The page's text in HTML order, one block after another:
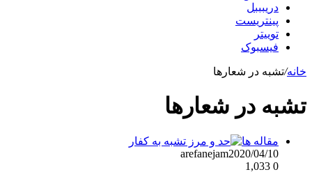
دریبببل
پینتریست
توییتر
فیسبوک
خانه/تشبه در شعارها
تشبه در شعارها
مقاله ها
arefanejam2020/04/10
0